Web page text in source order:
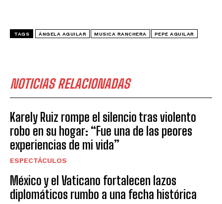
TAGS ÁNGELA AGUILAR MUSICA RANCHERA PEPE AGUILAR
NOTICIAS RELACIONADAS
Karely Ruiz rompe el silencio tras violento
robo en su hogar: “Fue una de las peores
experiencias de mi vida”
ESPECTÁCULOS
México y el Vaticano fortalecen lazos
diplomáticos rumbo a una fecha histórica